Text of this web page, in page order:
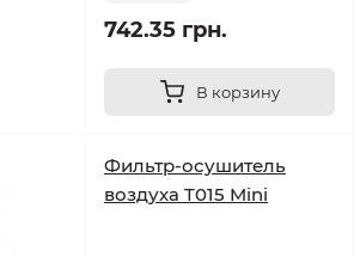
742.35 грн.
В корзину
Фильтр-осушитель
воздуха T015 Mini